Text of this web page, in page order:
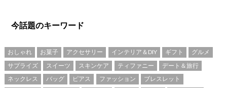
今話題のキーワード
おしゃれ お菓子 アクセサリー インテリア＆DIY ギフト
グルメ
サプライズ
スイーツ スキンケア ティファニー
デート＆旅行
ネックレス
バッグ ピアス ファッション
ブレスレット